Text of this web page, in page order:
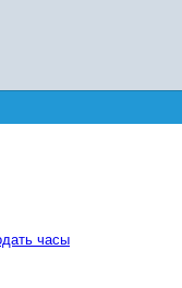
часы